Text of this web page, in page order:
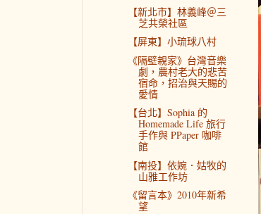
【新北市】林義峰＠三
芝共榮社區
【屏東】小琉球八村
《隔壁親家》台灣音樂
劇，農村老大的悲苦
宿命，招治與天賜的
愛情
【台北】Sophia 的
Homemade Life 旅行
手作與 PPaper 咖啡
館
【南投】依婉．姑牧的
山雅工作坊
《留言本》2010年新希
望